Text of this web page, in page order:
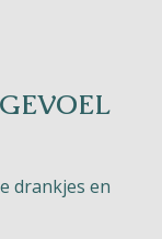
drankjes en